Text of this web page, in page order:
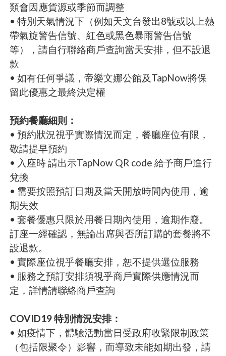
類會因應貨源或季節而調整
• 特別天氣情況下（例如天文台發出8號或以上熱
帶氣旋警告信號、紅色或黑色暴雨警告信號
等），請自行聯絡商戶查詢當天安排，但不設退
款
• 如有任何爭議，帝樂文娜公館及TapNow將保
留此優惠之最終決定權
預約餐廳細則：
• 預約狀況視乎實際情況而定，餐廳座位有限，
敬請提早預約
• 入座時 請出示TapNow QR code 給予商戶進行
兌換
• 需要按照預訂日期及當天開放時間內使用，逾
期失效
• 套餐優惠只限於用餐日期內使用，逾期作廢。
訂座一經確認，無論出席與否所訂購的套餐將不
設退款。
• 實際座位視乎餐廳安排，恕不提供選位服務
• 服務之預訂安排須視乎商戶實際供應情況而
定，詳情請聯絡商戶查詢
COVID19 特別情況安排：
• 如疫情下，體驗活動當日受政府收緊限制政策
（包括限聚令）影響，而導致未能如期出發，請